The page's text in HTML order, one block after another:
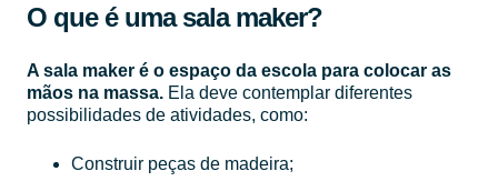
O que é uma sala maker?
A sala maker é o espaço da escola para colocar as
mãos na massa. Ela deve contemplar diferentes
possibilidades de atividades, como:
Construir peças de madeira;